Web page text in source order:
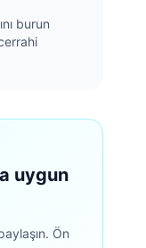
burun
uygun
Ön